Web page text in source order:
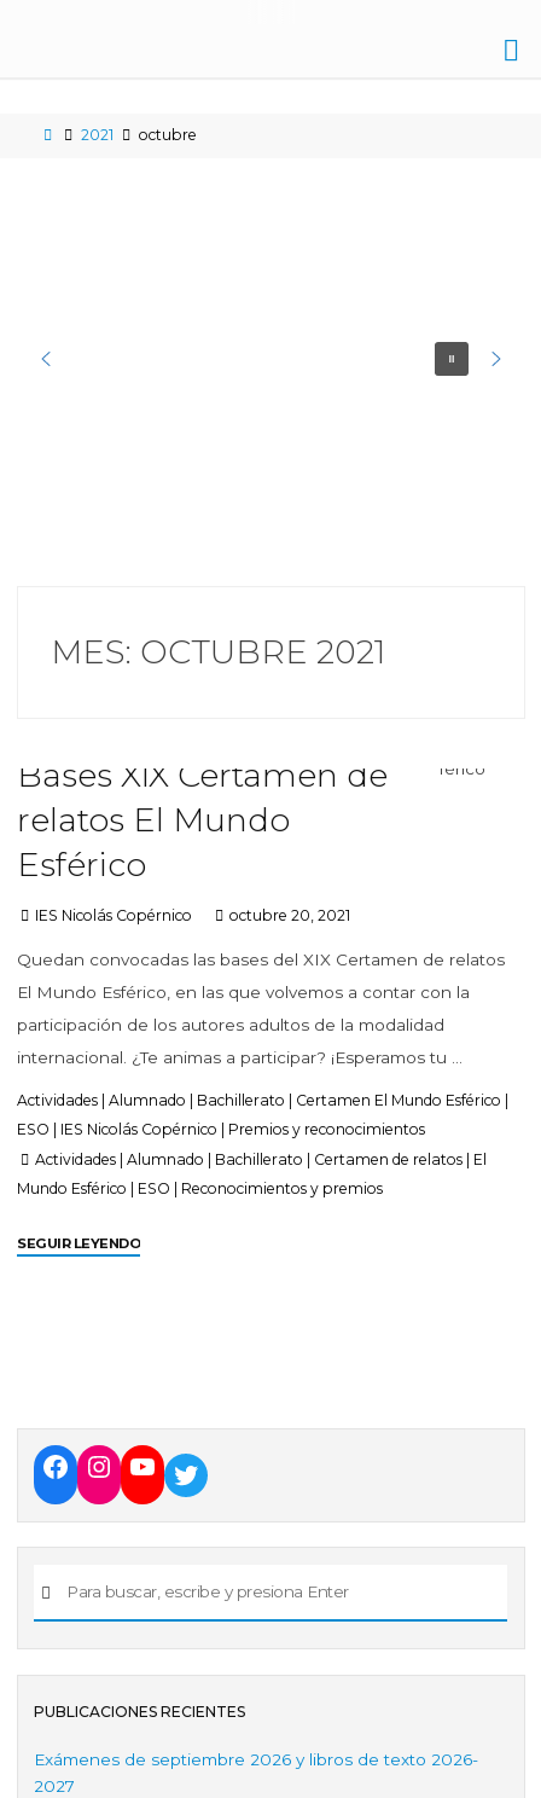
NICOLÁS
2021 octubre
MES: OCTUBRE 2021
Bases XIX Certamen de
relatos El Mundo
Esférico
IES Nicolás Copérnico octubre 20, 2021
Quedan convocadas las bases del XIX Certamen de relatos
El Mundo Esférico, en las que volvemos a contar con la
participación de los autores adultos de la modalidad
internacional. ¿Te animas a participar? ¡Esperamos tu …
Actividades Alumnado Bachillerato Certamen El Mundo Esférico
ESO
IES Nicolás Copérnico
Premios y reconocimientos
Actividades |Alumnado Bachillerato Certamen de relatos
El
Mundo Esférico
ESO Reconocimientos y premios
SEGUIR LEYENDO
PUBLICACIONES RECIENTES
Exámenes de septiembre 2026 y libros de texto 2026-
2027